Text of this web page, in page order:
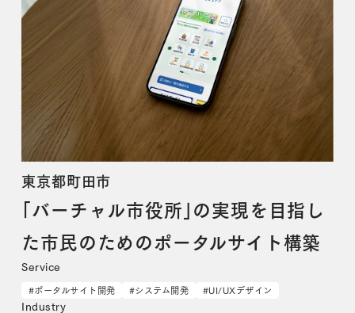
東京都町田市
「バーチャル市役所」の実現を目指し
た市民のためのポータルサイト構築
Service
#ポータルサイト開発 #システム開発 #UI/UXデザイン
Industry